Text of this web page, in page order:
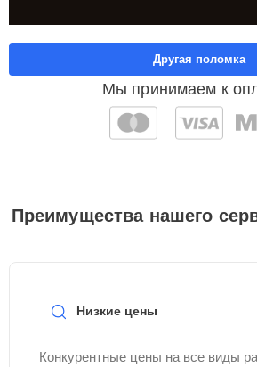
Мы принимаем к
Другая поломка
Преимущества нашего
Низкие цены
Конкурентные цены на все виды